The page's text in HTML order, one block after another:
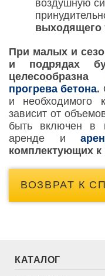
воздушную
выходящего
При малых и
и подрядах
целесообразна
прогрева бетона.
и необходимого
зависит от
быть включен в
аренде и
комплектующих к
ВОЗВРАТ К
КАТАЛОГ